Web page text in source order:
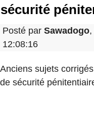
sécurité
Posté par Sawadogo
12:08:16
Anciens sujets
de sécurité